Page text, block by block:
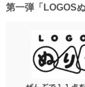
第一弾「LOGOS